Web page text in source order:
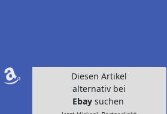
Diesen Artikel
alternativ bei
Ebay suchen